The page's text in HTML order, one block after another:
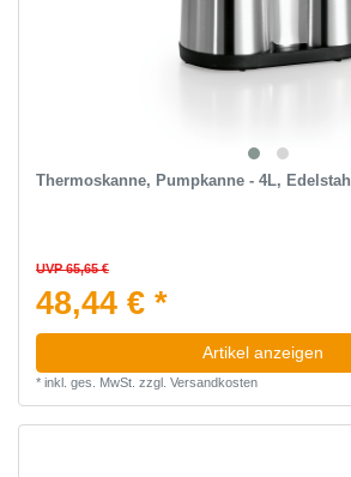
Thermoskanne, Pumpkanne - 4L, Edelstahl
UVP 65,65 €
48,44 € *
Artikel anzeigen
* inkl. ges. MwSt. zzgl. Versandkosten